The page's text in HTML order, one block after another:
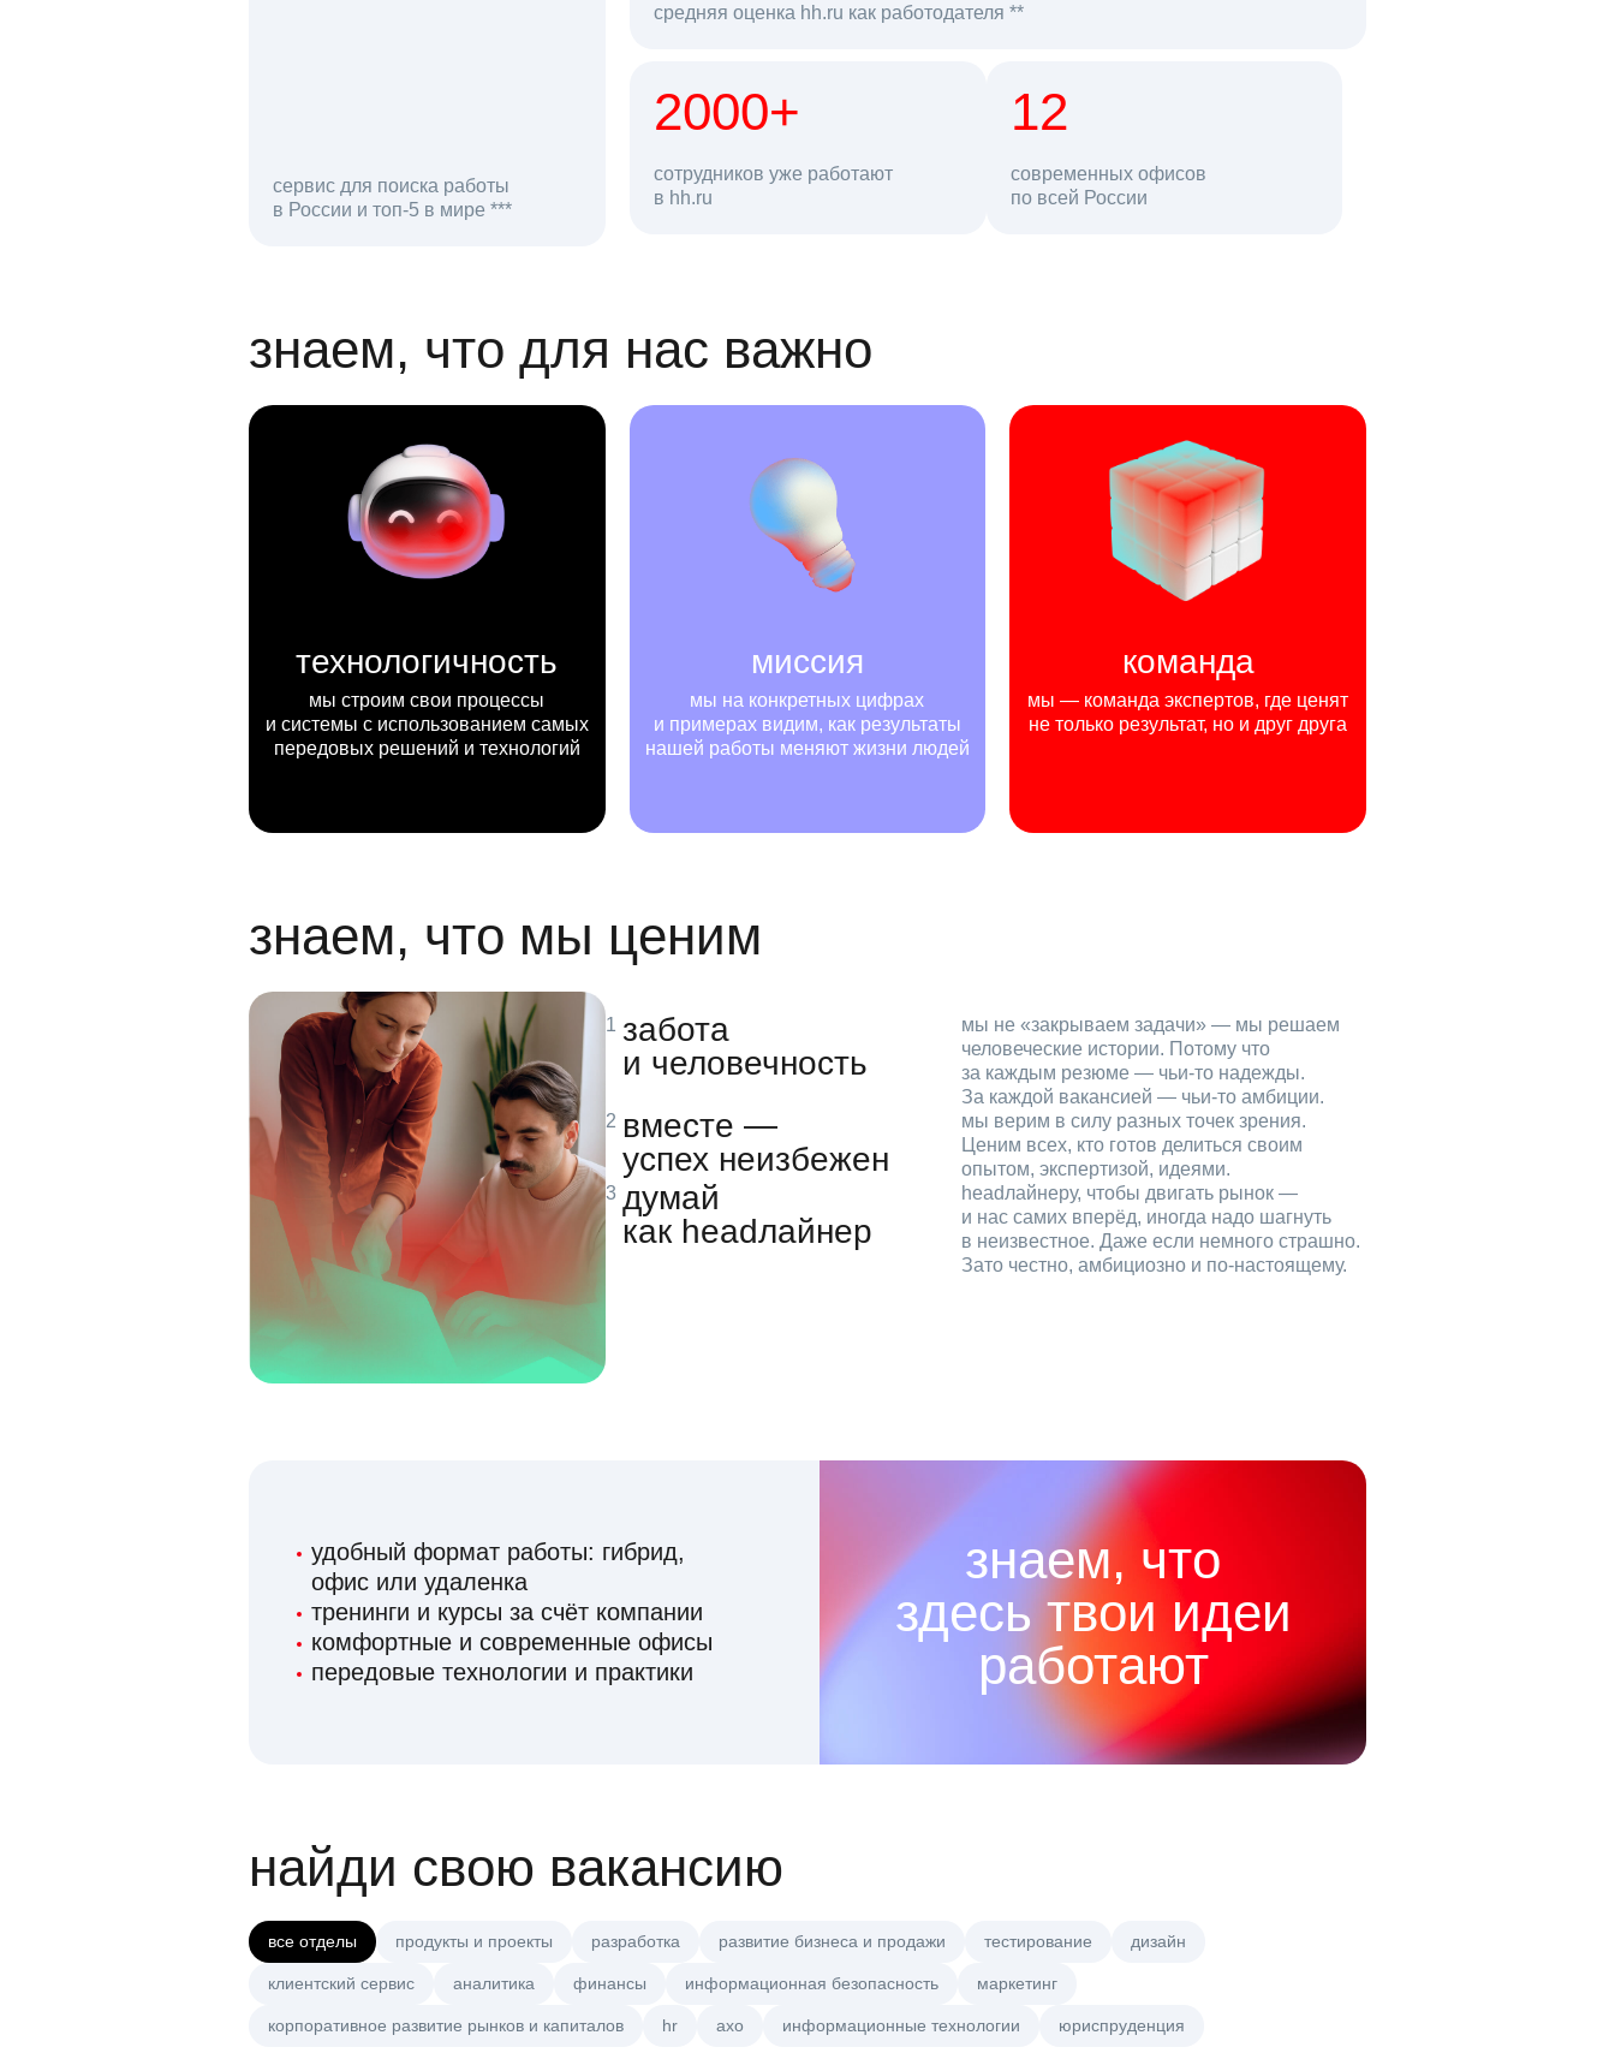
сервис для поиска работы
в России и топ-5 в мире ***
откликов на вакансии
средняя оценка hh.ru как работодателя **
2000+
сотрудников уже работают
в hh.ru
68 млн 12
современных офисов
по всей Россиипользователей в день
знаем, что для нас важно
технологичность
мы строим свои процессы
и системы с использованием самых
передовых решений и технологий
миссия
мы на конкретных цифрах
и примерах видим, как результаты
нашей работы меняют жизни людей
команда
мы — команда экспертов, где ценят
не только результат, но и друг друга
знаем, что мы ценим
забота
и человечность
мы не «закрываем задачи» — мы решаем
человеческие истории. Потому что
за каждым резюме — чьи‑то надежды.
За каждой вакансией — чьи‑то амбиции.
вместе —
успех неизбежен
мы верим в силу разных точек зрения.
Ценим всех, кто готов делиться своим
опытом, экспертизой, идеями.
думай
как headлайнер
headлайнеру, чтобы двигать рынок —
и нас самих вперёд, иногда надо шагнуть
в неизвестное. Даже если немного страшно.
Зато честно, амбициозно и по‑настоящему.
удобный формат работы: гибрид,
офис или удаленка
тренинги и курсы за счёт компании
комфортные и современные офисы
передовые технологии и практики
знаем, что
здесь твои идеи
работают
найди свою вакансию
все отделы продукты и проекты разработка развитие бизнеса и продажи тестирование дизайн
клиентский сервис аналитика финансы информационная безопасность маркетинг
корпоративное развитие рынков и капиталов hr axo информационные технологии юриспруденция